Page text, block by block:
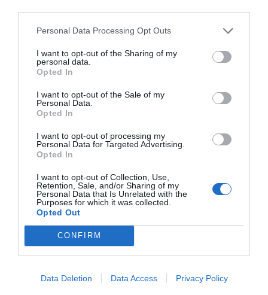
Personal Data Processing Opt Outs
I want to opt-out of the Sharing of my
personal data.
Opted In
I want to opt-out of the Sale of my
Personal Data.
Opted In
I want to opt-out of processing my
Personal Data for Targeted Advertising.
Opted In
I want to opt-out of Collection, Use,
Retention, Sale, and/or Sharing of my
Personal Data that Is Unrelated with the
Purposes for which it was collected.
Opted Out
CONFIRM
Data Deletion Data Access Privacy Policy
farmacéuticos
Destacados
La venta online de medicamentos
trazabilidad
DIGITAL Isabel Marín Moral 28/07/2026
Récord de comunicaciones para el
24 Congreso Nacional
Farmacéutico de Oviedo
NOTICIAS Y NOVEDADES Redacción 31/07/2026